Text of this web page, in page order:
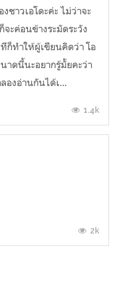
าวเอโดะค่ะ ไม่ว่าจะ
ะค่อนข้างระมัดระวัง
ก็ทำให้ผู้เขียนคิดว่า โอ
าดนี้นะอยากรู้มั้ยคะว่า
องอ่านกันได้เ...
1.4k
2k